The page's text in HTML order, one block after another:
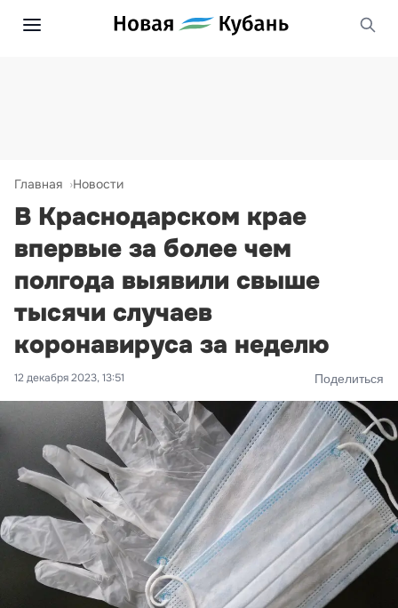
Главная Новости
В Краснодарском крае
впервые за более чем
полгода выявили свыше
тысячи случаев
коронавируса за неделю
12 декабря 2023, 13:51 Поделиться